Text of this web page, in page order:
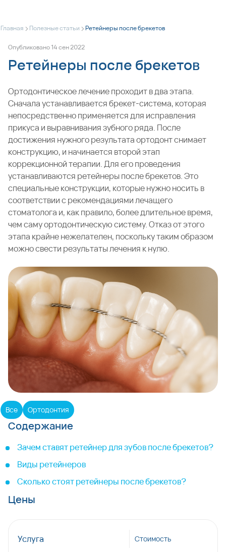
Главная > Полезные статьи >Ретейнеры после брекетов
Опубликовано14сен2022
Ретейнеры после брекетов
Ортодонтическое лечение проходит в два этапа.
Сначалаустанавливается брекет-система, которая
непосредственно применяется для исправления
прикуса и выравнивания зубного ряда. После
достижения нужного результата ортодонт снимает
конструкцию, и начинается второй этап
коррекционной терапии. Для его проведения
устанавливаются ретейнеры после брекетов. Это
специальные конструкции, которые нужно носить в
соответствии с рекомендациями лечащего
стоматолога и, как правило, более длительное время,
чем саму ортодонтическую систему. Отказ от этого
этапа крайне нежелателен, поскольку таким образом
можно свести результаты лечения к нулю.
Все Ортодонтия
Содержание
Зачем ставят ретейнер для зубов после брекетов?
Виды ретейнеров
Сколько стоят ретейнеры после брекетов?
Цены
Услуга Стоимость